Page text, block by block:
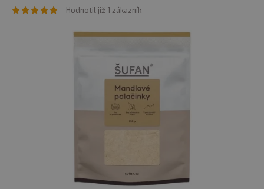
Hodnotil již 1 zákazník